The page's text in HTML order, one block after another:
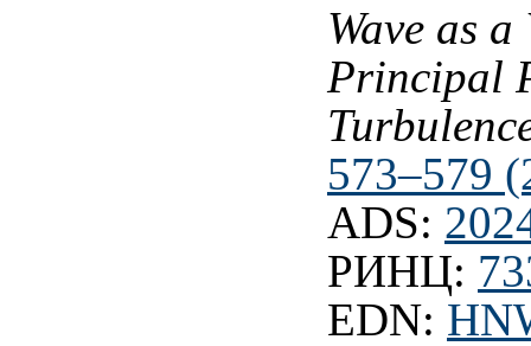
Wave as
Principal
573–579
ADS:
РИНЦ:
EDN: